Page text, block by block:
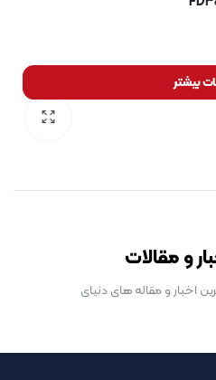
بیشتر
و مقالات
اخبار و مقاله های دنیای